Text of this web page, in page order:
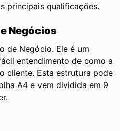
principais qualificações.
Negócios
de Negócio. Ele é um
entendimento de como a
cliente. Esta estrutura pode
A4 e vem dividida em 9